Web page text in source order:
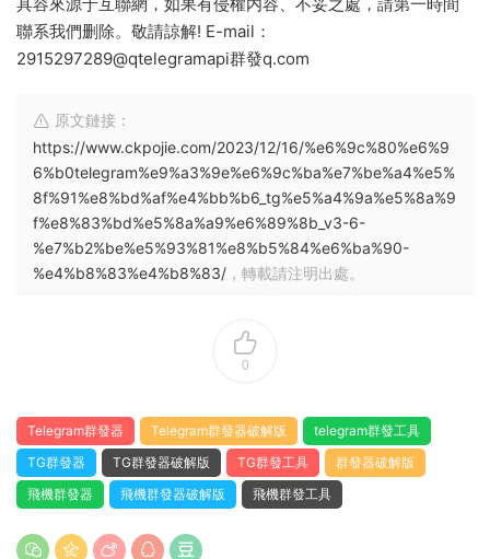
聯系我們删除。敬請諒解! E-mail：
2915297289@qtelegramapi群發q.com
原文鏈接：
https://www.ckpojie.com/2023/12/16/%e6%9c%80%e6%9
6%b0telegram%e9%a3%9e%e6%9c%ba%e7%be%a4%e5%
8f%91%e8%bd%af%e4%bb%b6_tg%e5%a4%9a%e5%8a%9
f%e8%83%bd%e5%8a%a9%e6%89%8b_v3-6-
%e7%b2%be%e5%93%81%e8%b5%84%e6%ba%90-
%e4%b8%83%e4%b8%83/ ，轉載請注明出處。
0
Telegram群發器 Telegram群發器破解版
telegram群發工具
TG群發器
TG群發器破解版 TG群發工具
群發器破解版
飛機群發器
飛機群發器破解版 飛機群發工具